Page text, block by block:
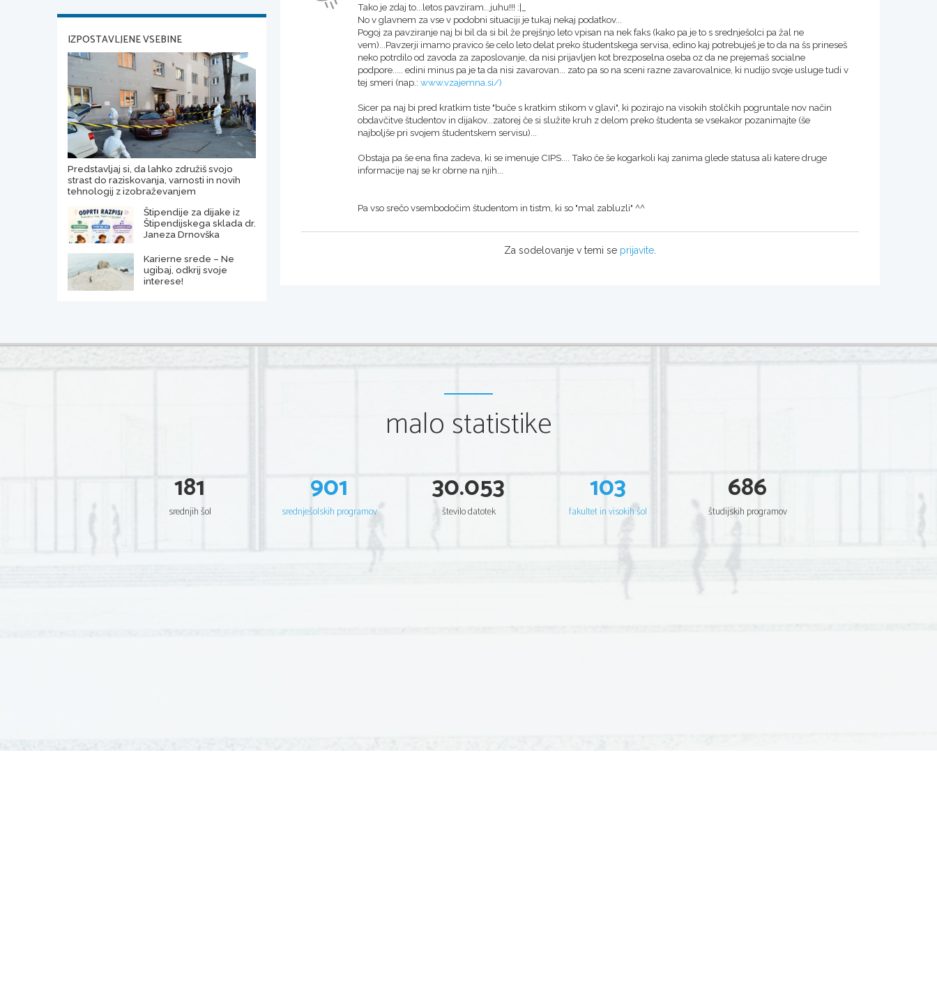
Tako je zdaj to...letos pavziram...juhu!!! :|_
No v glavnem za vse v podobni situaciji je tukaj nekaj podatkov...
Pogoj za pavziranje naj bi bil da si bil že prejšnjo leto vpisan na nek faks (kako pa je to s srednješolci pa žal ne
vem)...Pavzerji imamo pravico še celo leto delat preko študentskega servisa, edino kaj potrebuješ je to da na šs prineseš
neko potrdilo od zavoda za zaposlovanje, da nisi prijavljen kot brezposelna oseba oz da ne prejemaš socialne
podpore..... edini minus pa je ta da nisi zavarovan... zato pa so na sceni razne zavarovalnice, ki nudijo svoje usluge tudi v
tej smeri (nap.: www.vzajemna.si/)
Sicer pa naj bi pred kratkim tiste "buče s kratkim stikom v glavi", ki pozirajo na visokih stolčkih pogruntale nov način
obdavčitve študentov in dijakov...zatorej če si služite kruh z delom preko študenta se vsekakor pozanimajte (še
najboljše pri svojem študentskem servisu)...
Obstaja pa še ena fina zadeva, ki se imenuje CIPS.... Tako če še kogarkoli kaj zanima glede statusa ali katere druge
informacije naj se kr obrne na njih...
Pa vso srečo vsembodočim študentom in tistm, ki so "mal zabluzli" ^^
Za sodelovanje v temi se prijavite
IZPOSTAVLJENE VSEBINE
Predstavljaj si, da lahko združiš svojo
strast do raziskovanja, varnosti in novih
tehnologij z izobraževanjem
Štipendije za dijake iz
Štipendijskega sklada dr.
Janeza Drnovška
Karierne srede – Ne
ugibaj, odkrij svoje
interese!
malo statistike
181
srednjih šol
901
srednješolskih programov
30.053
število datotek
103
fakultet in visokih šol
686
študijskih programov